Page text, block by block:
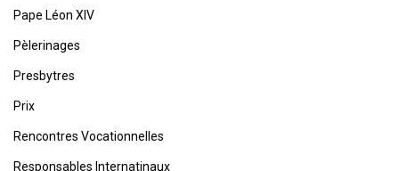
Pape Léon XIV
Pèlerinages
Presbytres
Prix
Rencontres Vocationnelles
Responsables Internatinaux